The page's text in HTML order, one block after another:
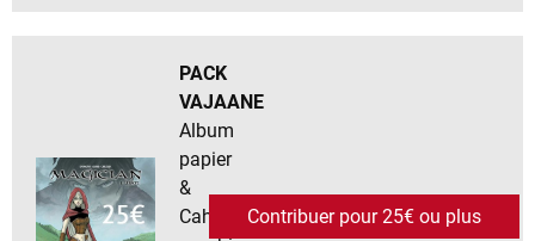
PACK
VAJAANE
Album
papier
&
Cahier
Contribuer pour 25€ ou plus